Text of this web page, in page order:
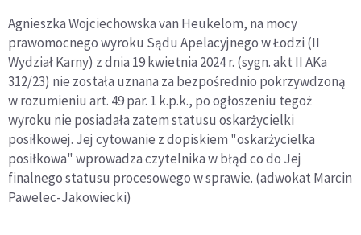
Agnieszka Wojciechowska van Heukelom, na mocy
prawomocnego wyroku Sądu Apelacyjnego w Łodzi (II
Wydział Karny) z dnia 19 kwietnia 2024 r. (sygn. akt II AKa
312/23) nie została uznana za bezpośrednio pokrzywdzoną
w rozumieniu art. 49 par. 1 k.p.k., po ogłoszeniu tegoż
wyroku nie posiadała zatem statusu oskarżycielki
posiłkowej. Jej cytowanie z dopiskiem "oskarżycielka
posiłkowa" wprowadza czytelnika w błąd co do Jej
finalnego statusu procesowego w sprawie. (adwokat Marcin
Pawelec-Jakowiecki)